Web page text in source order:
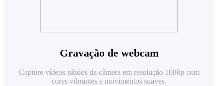
Gravação de webcam
Capture vídeos nítidos da câmera em resolução 1080p com
cores vibrantes e movimentos suaves.